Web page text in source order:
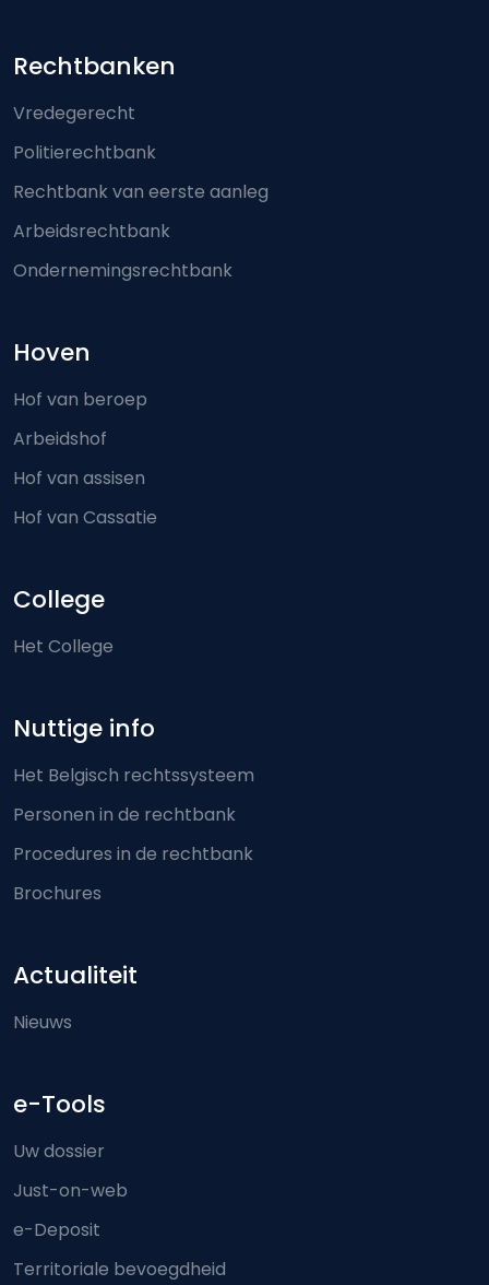
Footer-menu
Rechtbanken
Vredegerecht
Politierechtbank
Rechtbank van eerste aanleg
Arbeidsrechtbank
Ondernemingsrechtbank
Hoven
Hof van beroep
Arbeidshof
Hof van assisen
Hof van Cassatie
College
Het College
Nuttige info
Het Belgisch rechtssysteem
Personen in de rechtbank
Procedures in de rechtbank
Brochures
Actualiteit
Nieuws
e-Tools
Uw dossier
Just-on-web
e-Deposit
Territoriale bevoegdheid